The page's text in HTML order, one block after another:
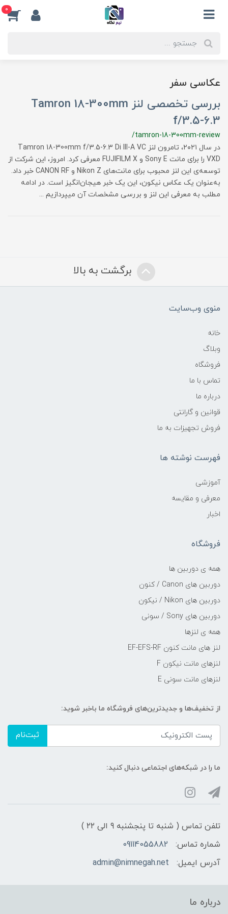
0
عکاسی سفر
بررسی تخصصی لنز Tamron 18-300mm
f/3.5-6.3
/tamron-18-300mm-review
در سال ۲۰۲۱، تامرون لنز Tamron 18-300mm f/3.5-6.3 Di III-A VC
VXD را برای مانت Sony E و FUJIFILM X معرفی کرد. امروز، این شرکت از
توسعه‌ی این لنز محبوب برای مانت‌های Nikon Z و CANON RF خبر داد.
به‌عنوان یک عکاس نیکون، این یک خبر هیجان‌انگیز است. در ادامه
مطلب به معرفی این لنز و بررسی مشخصات آن میپردازیم ...
برگشت به بالا
منوی وب‌سایت
خانه
وبلاگ
فروشگاه
تماس با ما
درباره ما
قوانین و گارانتی
فروش تجهیزات به ما
فهرست نوشته ها
آموزشی
معرفی و مقایسه
اخبار
فروشگاه
همه ی دوربین ها
دوربین های Canon / کنون
دوربین های Nikon / نیکون
دوربین های Sony / سونی
همه ی لنزها
لنز های مانت کنون EF-EFS-RF
لنزهای مانت نیکون F
لنزهای مانت سونی E
از تخفیف‌ها و جدیدترین‌های فروشگاه ما باخبر شوید:
ثبت‌نام
ما را در شبکه‌های اجتماعی دنبال کنید:
تلفن تماس ( شنبه تا پنجشنبه 9 الی ۲۲ )
شماره تماس:
09114055882
آدرس ایمیل:
admin@nimnegah.net
درباره ما